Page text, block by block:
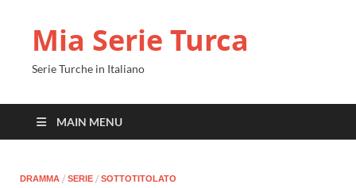
Mia Serie Turca
Serie Turche in Italiano
MAIN MENU
DRAMMA / SERIE / SOTTOTITOLATO